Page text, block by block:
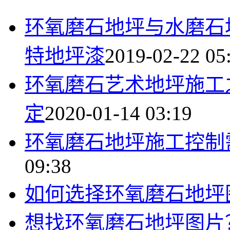
环氧磨石地坪与水磨
特地坪漆2019-02-22
环氧磨石艺术地坪施
定2020-01-14 03:19
环氧磨石地坪施工控
09:38
如何选择环氧磨石地坪
想找环氧磨石地坪图